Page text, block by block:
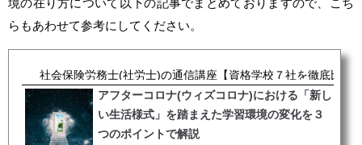
らもあわせて参考にしてください。
社会保険労務士(社労士)の通信講座【資格学校７社を徹底比較
アフターコロナ(ウィズコロナ)における「新し
い生活様式」を踏まえた学習環境の変化を３
つのポイントで解説